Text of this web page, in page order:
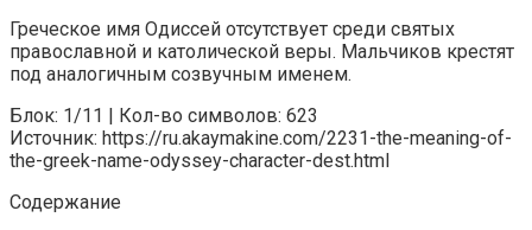
Греческое имя Одиссей отсутствует среди святых
православной и католической веры. Мальчиков крестят
под аналогичным созвучным именем.
Блок: 1/11 | Кол-во символов: 623
Источник: https://ru.akaymakine.com/2231-the-meaning-of-
the-greek-name-odyssey-character-dest.html
Содержание